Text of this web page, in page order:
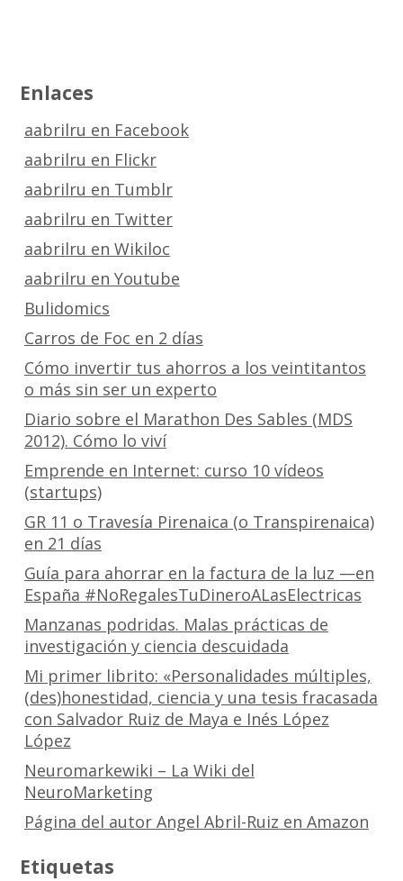
Enlaces
aabrilru en Facebook
aabrilru en Flickr
aabrilru en Tumblr
aabrilru en Twitter
aabrilru en Wikiloc
aabrilru en Youtube
Bulidomics
Carros de Foc en 2 días
Cómo invertir tus ahorros a los veintitantos
o más sin ser un experto
Diario sobre el Marathon Des Sables (MDS
2012). Cómo lo viví
Emprende en Internet: curso 10 vídeos
(startups)
GR 11 o Travesía Pirenaica (o Transpirenaica)
en 21 días
Guía para ahorrar en la factura de la luz —en
España #NoRegalesTuDineroALasElectricas
Manzanas podridas. Malas prácticas de
investigación y ciencia descuidada
Mi primer librito: «Personalidades múltiples,
(des)honestidad, ciencia y una tesis fracasada
con Salvador Ruiz de Maya e Inés López
López
Neuromarkewiki – La Wiki del
NeuroMarketing
Página del autor Angel Abril-Ruiz en Amazon
Etiquetas